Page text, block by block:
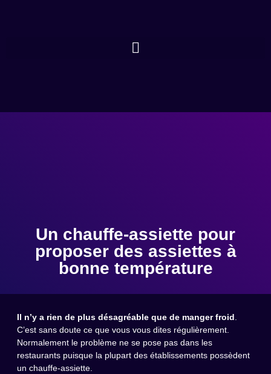
Un chauffe-assiette pour
proposer des assiettes à
bonne température
Il n’y a rien de plus désagréable que de manger froid.
C’est sans doute ce que vous vous dites régulièrement.
Normalement le problème ne se pose pas dans les
restaurants puisque la plupart des établissements possèdent
un chauffe-assiette.